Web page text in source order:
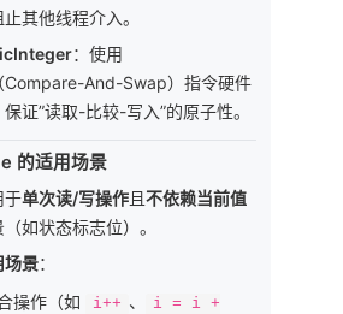
其他线程介入。
：使用
Compare-And-Swap）指令硬件
证”读取-比较-写入”的原子性。
的适用场景
于单次读/写操作且不依赖当前值
如状态标志位）。
场景：
操作（如
i++ 、
i = i +